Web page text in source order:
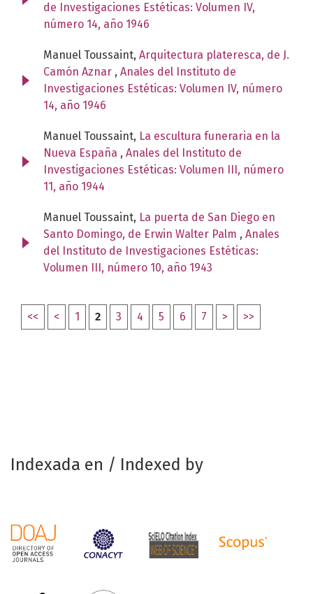
de Investigaciones Estéticas: Volumen IV,
número 14, año 1946
Manuel Toussaint, Arquitectura plateresca, de J.
Camón Aznar , Anales del Instituto de
Investigaciones Estéticas: Volumen IV, número
14, año 1946
Manuel Toussaint, La escultura funeraria en la
Nueva España , Anales del Instituto de
Investigaciones Estéticas: Volumen III, número
11, año 1944
Manuel Toussaint, La puerta de San Diego en
Santo Domingo, de Erwin Walter Palm , Anales
del Instituto de Investigaciones Estéticas:
Volumen III, número 10, año 1943
<< < 1 2 3 4 5 6 7 > >>
Indexada en / Indexed by